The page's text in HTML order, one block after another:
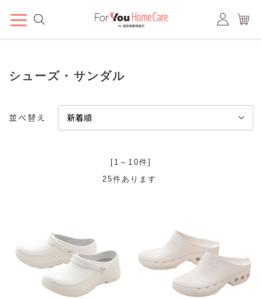
シューズ・サンダル
並べ替え
[1～10件]
25件あります